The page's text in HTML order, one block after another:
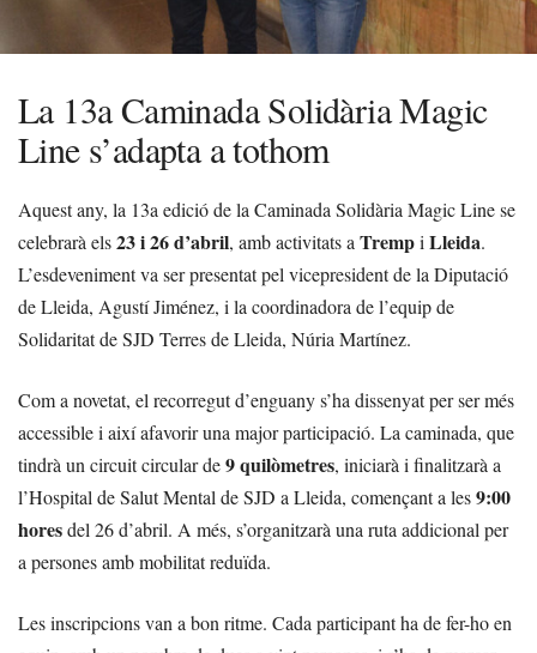
La 13a Caminada Solidària Magic
Line s’adapta a tothom
Aquest any, la 13a edició de la Caminada Solidària Magic Line se
celebrarà els23 i 26 d’abril, amb activitats a Trempi Lleida.
L’esdeveniment va ser presentat pel vicepresident de la Diputació
de Lleida, Agustí Jiménez, i la coordinadora de l’equip de
Solidaritat de SJD Terres de Lleida, Núria Martínez.
Com a novetat, el recorregut d’enguany s’ha dissenyat per ser més
accessible i així afavorir una major participació. La caminada, que
tindrà un circuit circular de9 quilòmetres, iniciarà i finalitzarà a
l’Hospital de Salut Mental de SJD a Lleida, començant a les9:00
horesdel 26 d’abril. A més, s’organitzarà una ruta addicional per
a persones amb mobilitat reduïda.
Les inscripcions van a bon ritme. Cada participant ha de fer-ho en